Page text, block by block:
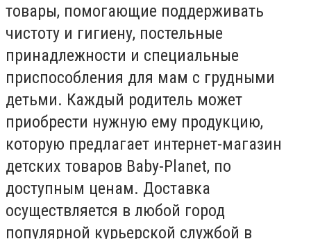
товары, помогающие поддерживать
чистоту и гигиену, постельные
принадлежности и специальные
приспособления для мам с грудными
детьми. Каждый родитель может
приобрести нужную ему продукцию,
которую предлагает интернет-магазин
детских товаров Baby-Planet, по
доступным ценам. Доставка
осуществляется в любой город
популярной курьерской службой в